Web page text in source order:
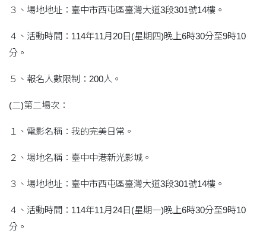
３、場地地址：臺中市西屯區臺灣大道3段301號14樓。
４、活動時間：114年11月20日(星期四)晚上6時30分至9時10
分。
５、報名人數限制：200人。
(二)第二場次：
１、電影名稱：我的完美日常。
２、場地名稱：臺中中港新光影城。
３、場地地址：臺中市西屯區臺灣大道3段301號14樓。
４、活動時間：114年11月24日(星期一)晚上6時30分至9時10
分。